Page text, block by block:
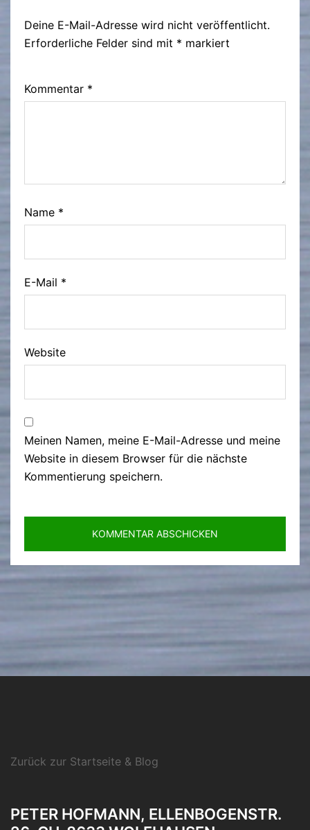
Deine E-Mail-Adresse wird nicht veröffentlicht.
Erforderliche Felder sind mit * markiert
Kommentar *
Name *
E-Mail *
Website
Meinen Namen, meine E-Mail-Adresse und meine
Website in diesem Browser für die nächste
Kommentierung speichern.
Zurück zur Startseite & Blog
PETER HOFMANN, ELLENBOGENSTR.